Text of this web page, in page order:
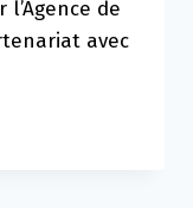
de
avec